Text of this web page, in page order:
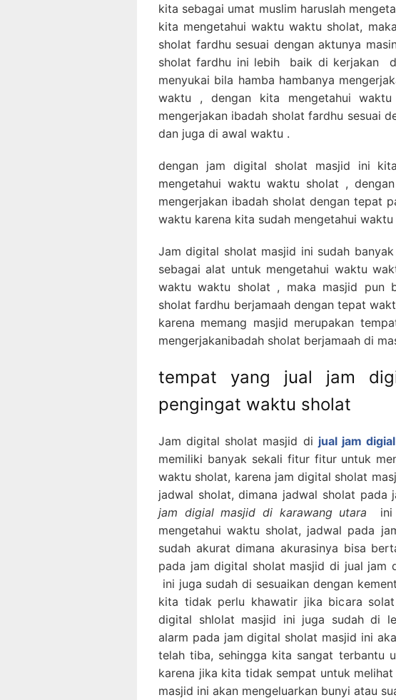
kita sebagai umat muslim haruslah
kita mengetahui waktu waktu sholat,
sholat fardhu sesuai dengan aktunya
sholat fardhu ini lebih baik di kerjakan
menyukai bila hamba hambanya
waktu , dengan kita mengetahui
mengerjakan ibadah sholat fardhu sesuai
dan juga di awal waktu .
dengan jam digital sholat masjid ini
mengetahui waktu waktu sholat ,
mengerjakan ibadah sholat dengan tepat
waktu karena kita sudah mengetahui
Jam digital sholat masjid ini sudah
sebagai alat untuk mengetahui waktu
waktu waktu sholat , maka masjid pun
sholat fardhu berjamaah dengan tepat
karena memang masjid merupakan
mengerjakanibadah sholat berjamaah di
tempat yang jual jam
pengingat waktu sholat
Jam digital sholat masjid di jual jam
memiliki banyak sekali fitur fitur untuk
waktu sholat, karena jam digital sholat
jadwal sholat, dimana jadwal sholat pada
jam digial masjid di karawang utara ini
mengetahui waktu sholat, jadwal pada
sudah akurat dimana akurasinya bisa
pada jam digital sholat masjid di jual jam
ini juga sudah di sesuaikan dengan
kita tidak perlu khawatir jika bicara
digital shlolat masjid ini juga sudah di
alarm pada jam digital sholat masjid ini
telah tiba, sehingga kita sangat terbantu
karena jika kita tidak sempat untuk
masjid ini akan mengeluarkan bunyi atau